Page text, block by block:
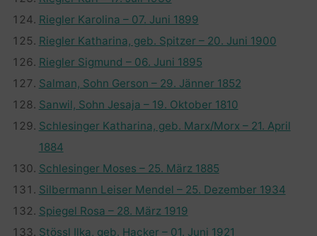
Riegler Karolina – 07. Juni 1899
Riegler Katharina, geb. Spitzer – 20. Juni 1900
Riegler Sigmund – 06. Juni 1895
Salman, Sohn Gerson – 29. Jänner 1852
Sanwil, Sohn Jesaja – 19. Oktober 1810
Schlesinger Katharina, geb. Marx/Morx – 21. April
1884
Schlesinger Moses – 25. März 1885
Silbermann Leiser Mendel – 25. Dezember 1934
Spiegel Rosa – 28. März 1919
Stössl Ilka, geb. Hacker – 01. Juni 1921